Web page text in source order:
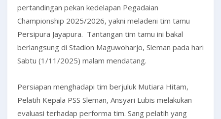
pertandingan pekan kedelapan Pegadaian
Championship 2025/2026, yakni meladeni tim tamu
Persipura Jayapura. Tantangan tim tamu ini bakal
berlangsung di Stadion Maguwoharjo, Sleman pada hari
Sabtu (1/11/2025) malam mendatang.
Persiapan menghadapi tim berjuluk Mutiara Hitam,
Pelatih Kepala PSS Sleman, Ansyari Lubis melakukan
evaluasi terhadap performa tim. Sang pelatih yang